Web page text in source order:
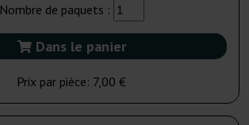
Nombre de paquets :
Dans le panier
Prix par pièce: 7,00 €